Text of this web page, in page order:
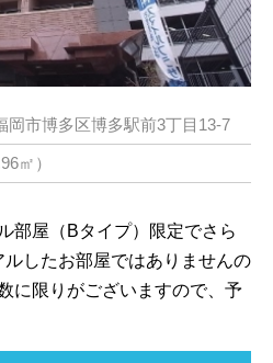
岡市博多区博多駅前3丁目13-7
㎡）
部屋（Bタイプ）限定でさら
したお部屋ではありませんの
に限りがございますので、予